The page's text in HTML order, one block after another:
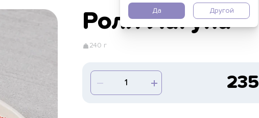
Да Другой
Ролл Лагуна
240 г
235